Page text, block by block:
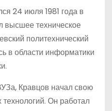
24 июля 1981 года в
высшее техническое
политехнический
в области информатики
Кравцов начал свою
Он работал